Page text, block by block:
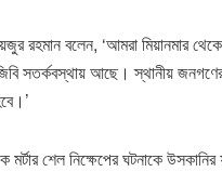
রহমান বলেন, ‘আমরা মিয়ানমার
সতর্কবস্থায় আছে। স্থানীয়
শেল নিক্ষেপের ঘটনাকে উসকানির